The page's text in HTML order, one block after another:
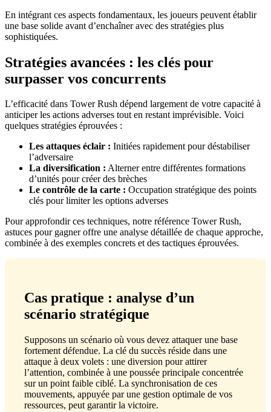
En intégrant ces aspects fondamentaux, les joueurs peuvent établir
une base solide avant d’enchaîner avec des stratégies plus
sophistiquées.
Stratégies avancées : les clés pour
surpasser vos concurrents
L’efficacité dans Tower Rush dépend largement de votre capacité à
anticiper les actions adverses tout en restant imprévisible. Voici
quelques stratégies éprouvées :
Les attaques éclair : Initiées rapidement pour déstabiliser
l’adversaire
La diversification : Alterner entre différentes formations
d’unités pour créer des brèches
Le contrôle de la carte : Occupation stratégique des points
clés pour limiter les options adverses
Pour approfondir ces techniques, notre référence Tower Rush,
astuces pour gagner offre une analyse détaillée de chaque approche,
combinée à des exemples concrets et des tactiques éprouvées.
Cas pratique : analyse d’un
scénario stratégique
Supposons un scénario où vous devez attaquer une base
fortement défendue. La clé du succès réside dans une
attaque à deux volets : une diversion pour attirer
l’attention, combinée à une poussée principale concentrée
sur un point faible ciblé. La synchronisation de ces
mouvements, appuyée par une gestion optimale de vos
ressources, peut garantir la victoire.